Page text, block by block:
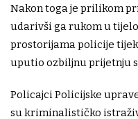
Nakon toga je prilikom
udarivši ga rukom u
prostorijama policije
uputio ozbiljnu prijetnju
Policajci Policijske
su kriminalističko